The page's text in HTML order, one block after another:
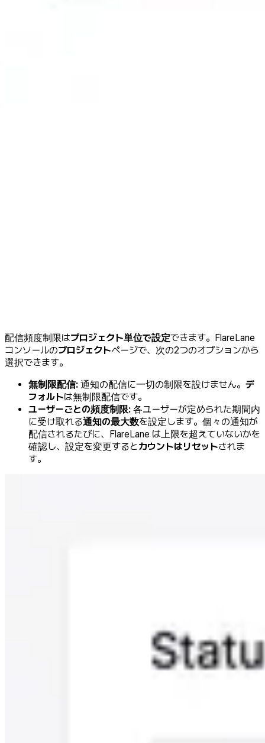
配信頻度制限はプロジェクト単位で設定できます。FlareLane
コンソールのプロジェクトページで、次の2つのオプションから
選択できます。
無制限配信: 通知の配信に一切の制限を設けません。 デ
フォルトは無制限配信です。
ユーザーごとの頻度制限: 各ユーザーが定められた期間内
に受け取れる通知の最大数を設定します。個々の通知が
配信されるたびに、FlareLane は上限を超えていないかを
確認し、設定を変更するとカウントはリセットされま
す。